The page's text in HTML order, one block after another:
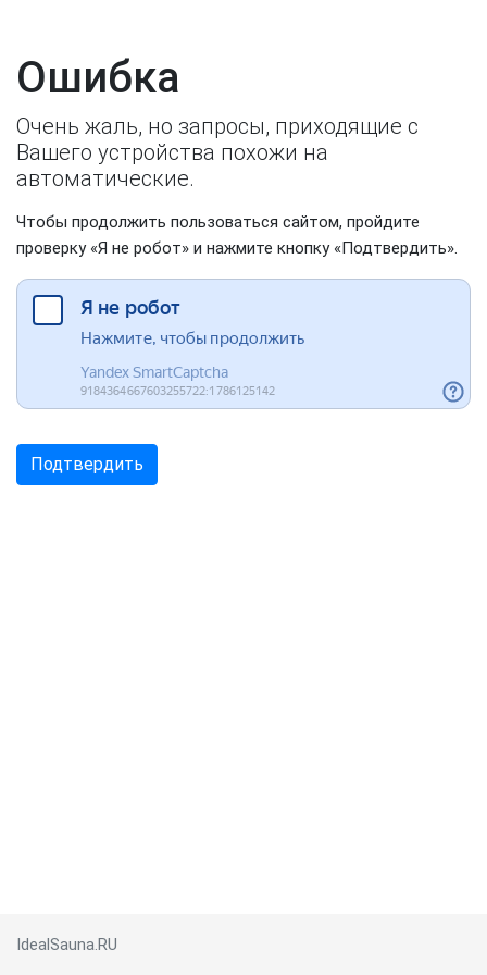
Ошибка
Очень жаль, но запросы, приходящие с
Вашего устройства похожи на
автоматические.
Чтобы продолжить пользоваться сайтом, пройдите
проверку «Я не робот» и нажмите кнопку «Подтвердить».
IdealSauna.RU